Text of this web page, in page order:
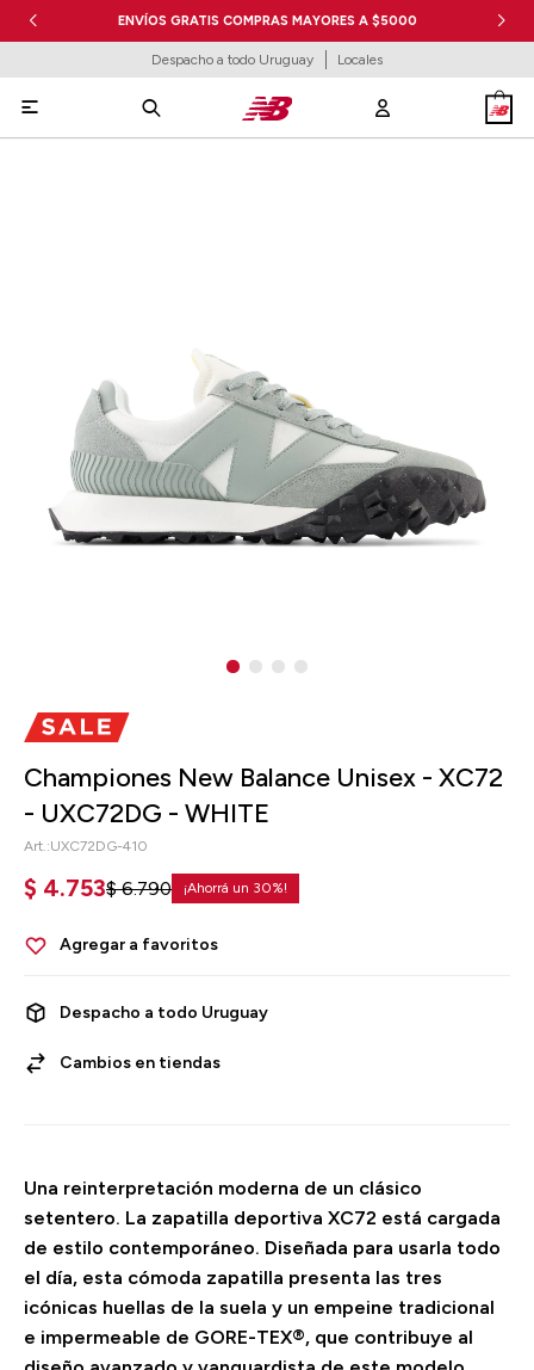
ENVÍOS GRATIS COMPRAS MAYORES A $5000
Despacho a todo Uruguay Locales

Championes New Balance Unisex - XC72
- UXC72DG - WHITE
UXC72DG-410
$ 4.753$ 6.790 30
Despacho a todo Uruguay
Cambios en tiendas
Una reinterpretación moderna de un clásico
setentero. La zapatilla deportiva XC72 está cargada
de estilo contemporáneo. Diseñada para usarla todo
el día, esta cómoda zapatilla presenta las tres
icónicas huellas de la suela y un empeine tradicional
e impermeable de GORE-TEX®, que contribuye al